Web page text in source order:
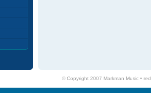
© Copyright 2007 Markman Music •